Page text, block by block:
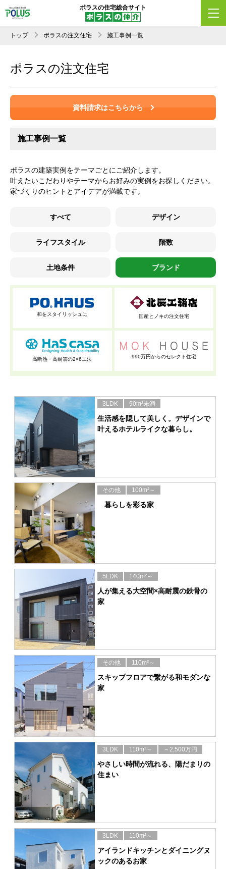
ポラスの住宅総合サイト
トップ ポラスの注文住宅 施工事例一覧
ポラスの注文住宅
資料請求はこちらから
施工事例一覧
ポラスの建築実例をテーマごとにご紹介します。
叶えたいこだわりやテーマからお好みの実例をお探しください。
家づくりのヒントとアイデアが満載です。
すべて デザイン
ライフスタイル 階数
土地条件 ブランド
和をスタイリッシュに 国産ヒノキの注文住宅
高断熱・高耐震の2×6工法 990万円からのセレクト住宅
3LDK 90m²未満
生活感を隠して美しく。デザインで
叶えるホテルライクな暮らし。
その他 100m²～
暮らしを彩る家
5LDK 140m²～
人が集える大空間×高耐震の鉄骨の
家
その他 110m²～
スキップフロアで繋がる和モダンな
家
3LDK 110m²～ ～2,500万円
やさしい時間が流れる、陽だまりの
住まい
3LDK 110m²～
アイランドキッチンとダイニングヌ
ックのあるお家